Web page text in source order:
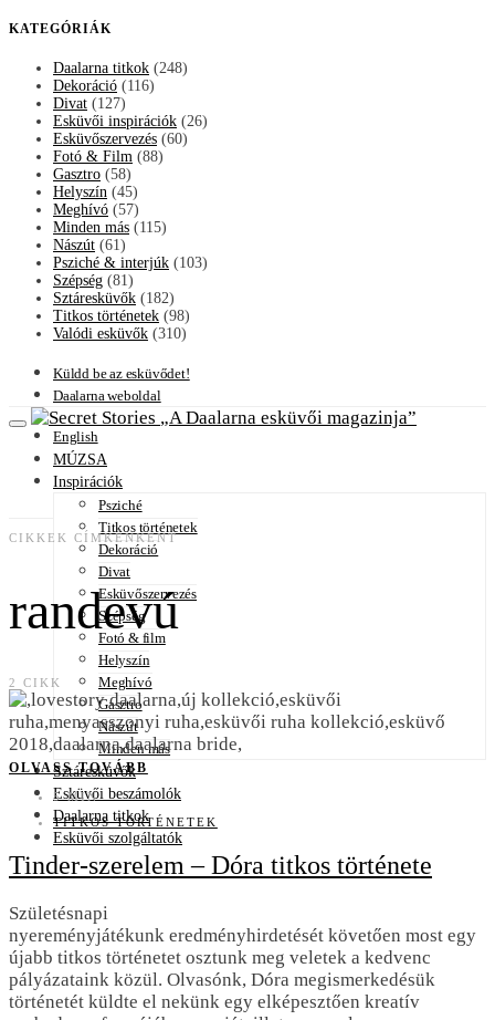
KATEGÓRIÁK
Daalarna titkok (248)
Dekoráció (116)
Divat (127)
Esküvői inspirációk (26)
Esküvőszervezés (60)
Fotó & Film (88)
Gasztro (58)
Helyszín (45)
Meghívó (57)
Minden más (115)
Nászút (61)
Psziché & interjúk (103)
Szépség (81)
Sztáresküvők (182)
Titkos történetek (98)
Valódi esküvők (310)
Küldd be az esküvődet!
Daalarna weboldal
English
A Daalarna esküvői magazinja
MÚZSA
Inspirációk
Psziché
Titkos történetek
Dekoráció
Divat
Esküvőszervezés
Szépség
Fotó & film
Helyszín
Meghívó
Gasztro
Nászút
Minden más
Sztáresküvők
Esküvői beszámolók
Daalarna titkok
Esküvői szolgáltatók
CIKKEK CÍMKÉNKÉNT
randevú
2 CIKK
OLVASS TOVÁBB
5 MIN
TITKOS TÖRTÉNETEK
Tinder-szerelem – Dóra titkos története
Születésnapi
nyereményjátékunk eredményhirdetését követően most egy
újabb titkos történetet osztunk meg veletek a kedvenc
pályázataink közül. Olvasónk, Dóra megismerkedésük
történetét küldte el nekünk egy elképesztően kreatív